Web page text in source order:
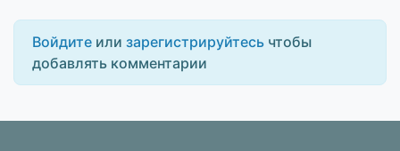
Войдите или зарегистрируйтесь чтобы
добавлять комментарии